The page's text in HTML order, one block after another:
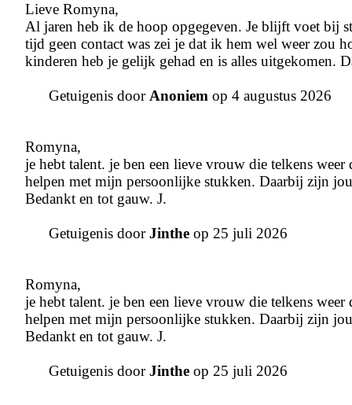
Lieve Romyna,
Al jaren heb ik de hoop opgegeven. Je blijft voet bij
tijd geen contact was zei je dat ik hem wel weer zou
kinderen heb je gelijk gehad en is alles uitgekomen.
Getuigenis doorAnoniem op 4 augustus 2026
Romyna,
je hebt talent. je ben een lieve vrouw die telkens
helpen met mijn persoonlijke stukken. Daarbij zijn
Bedankt en tot gauw. J.
Getuigenis doorJinthe op 25 juli 2026
Romyna,
je hebt talent. je ben een lieve vrouw die telkens
helpen met mijn persoonlijke stukken. Daarbij zijn
Bedankt en tot gauw. J.
Getuigenis doorJinthe op 25 juli 2026